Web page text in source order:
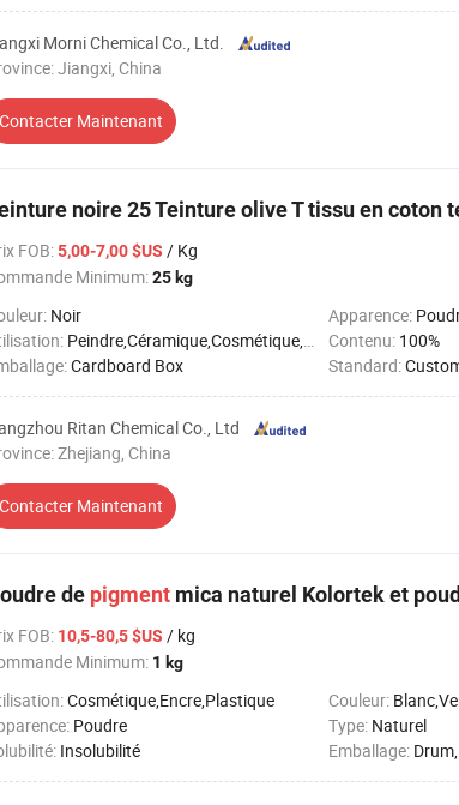
Morni Chemical Co., Ltd.
Jiangxi, China
Contacter Maintenant
noire 25 Teinture olive T tissu en coton
FOB:5,00-7,00 $US / Kg
Minimum:25 kg
Noir Apparence:
Peindre,Céramique,Cosmétique,Plastique,Cuir,Papier,Textile Contenu: 100%
Cardboard Box Standard:
Ritan Chemical Co., Ltd
Zhejiang, China
Contacter Maintenant
de pigment mica naturel Kolortek et
FOB: 10,5-80,5 $US / kg
Minimum: 1 kg
Cosmétique,Encre,Plastique Couleur:
Poudre Type: Naturel
Insolubilité Emballage: